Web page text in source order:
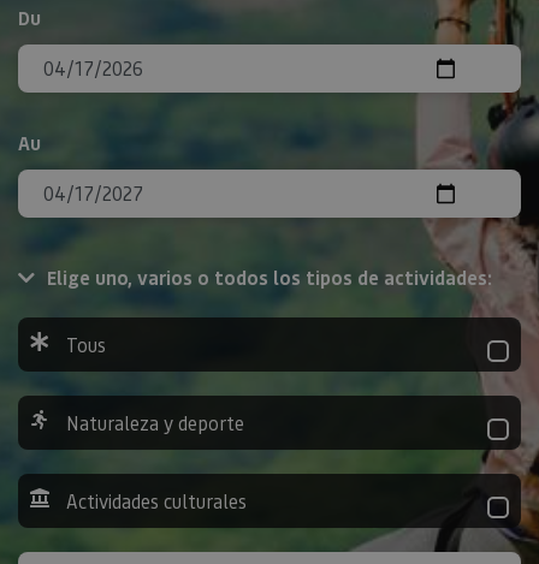
Du
Au
Elige uno, varios o todos los tipos de actividades:
Tous
Naturaleza y deporte
Actividades culturales